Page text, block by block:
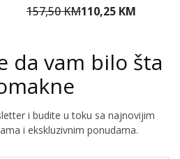
157,50 KM110,25 KM
da vam bilo šta
i budite u toku sa najnovijim
i ekskluzivnim ponudama.